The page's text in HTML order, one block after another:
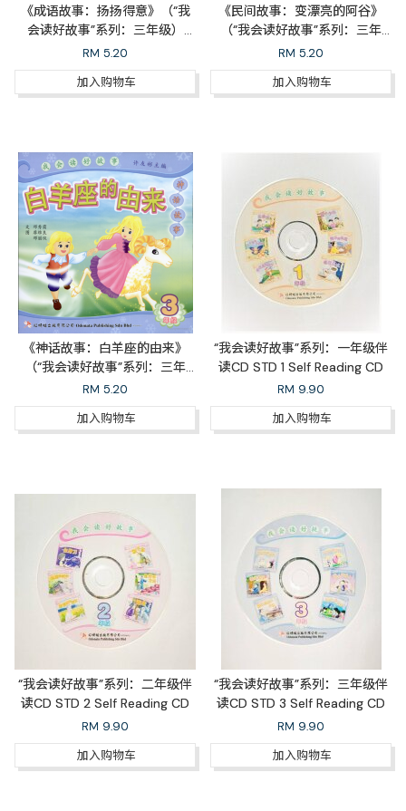
《成语故事：扬扬得意》（“我
会读好故事”系列：三年级）
Feeling Proud
RM 5.20
加入购物车
《民间故事：变漂亮的阿谷》
（“我会读好故事”系列：三年
级）Ah Ku Become Handsome
RM 5.20
加入购物车
《神话故事：白羊座的由来》
（“我会读好故事”系列：三年
级）The Tale of Aries
RM 5.20
加入购物车
“我会读好故事”系列：一年级伴
读CD STD 1 Self Reading CD
RM 9.90
加入购物车
“我会读好故事”系列：二年级伴
读CD STD 2 Self Reading CD
RM 9.90
加入购物车
“我会读好故事”系列：三年级伴
读CD STD 3 Self Reading CD
RM 9.90
加入购物车